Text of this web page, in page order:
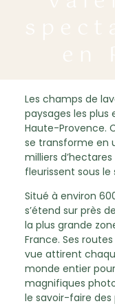
Les champs de
paysages les
Haute-Provence.
se transforme en
milliers
fleurissent sous le
Situé à environ
s’étend sur près
la plus grande
France. Ses
vue attirent
monde entier
magnifiques
le savoir-faire